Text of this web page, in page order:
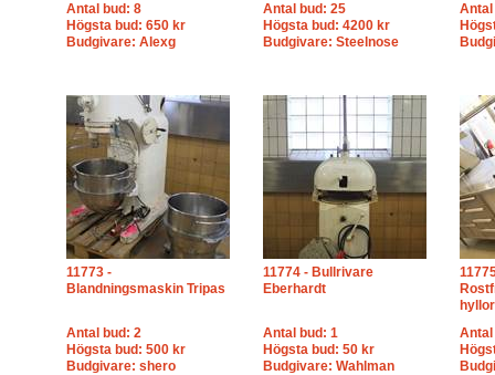
Antal bud: 8
Högsta bud: 650 kr
Budgivare: Alexg
Antal bud: 25
Högsta bud: 4200 kr
Budgivare: Steelnose
Antal
11773 -
Blandningsmaskin Tripas
Antal bud: 2
Högsta bud: 500 kr
Budgivare: shero
11774 - Bullrivare
Eberhardt
Antal bud: 1
Högsta bud: 50 kr
Budgivare: Wahlman
hyllor
Antal